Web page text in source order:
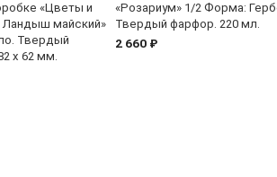
«Цветы и
Ландыш майский»
Твердый
x 62 мм.
«Розариум» 1/2 Форма:
Твердый фарфор. 220 мл.
2 660 ₽